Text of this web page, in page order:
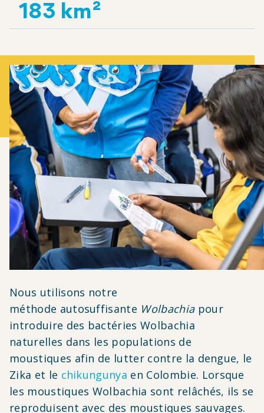
183 km²
Nous utilisons notre
méthode autosuffisante Wolbachiapour
introduire des bactéries Wolbachia
naturelles dans les populations de
moustiques afin de lutter contre la dengue, le
Zika et le chikungunya en Colombie. Lorsque
les moustiques Wolbachia sont relâchés, ils se
reproduisent avec des moustiques sauvages.